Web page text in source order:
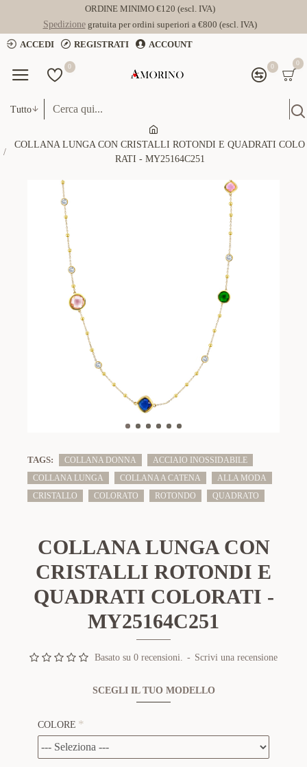
ORDINE MINIMO €120 (escl. IVA)
Spedizionegratuita per ordini superiori a €800 (escl. IVA)
ACCEDI
REGISTRATI ACCOUNT
0 0 0
Tutto
COLLANA LUNGA CON CRISTALLI ROTONDI E QUADRATI COLO
RATI - MY25164C251
TAGS: COLLANA DONNA
ACCIAIO INOSSIDABILE
COLLANA LUNGA
COLLANA A CATENA
ALLA MODA
CRISTALLO
COLORATO ROTONDO QUADRATO
COLLANA LUNGA CON
CRISTALLI ROTONDI E
QUADRATI COLORATI -
MY25164C251
Basato su 0 recensioni. - Scrivi una recensione
SCEGLI IL TUO MODELLO
COLORE